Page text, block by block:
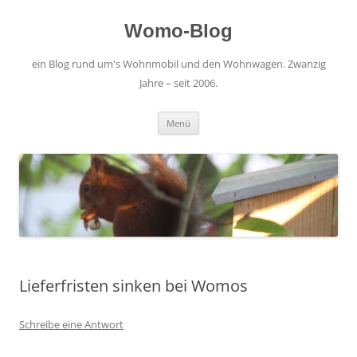
Womo-Blog
ein Blog rund um's Wohnmobil und den Wohnwagen. Zwanzig
Jahre – seit 2006.
Menü
Lieferfristen sinken bei Womos
Schreibe eine Antwort